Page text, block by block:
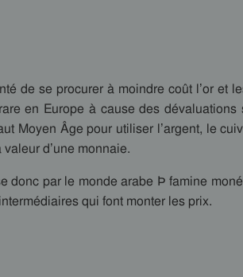
se procurer à moindre coût l’or et
en Europe à cause des dévaluations
Moyen Âge pour utiliser l’argent, le
d’une monnaie.
par le monde arabe Þ famine
qui font monter les prix.